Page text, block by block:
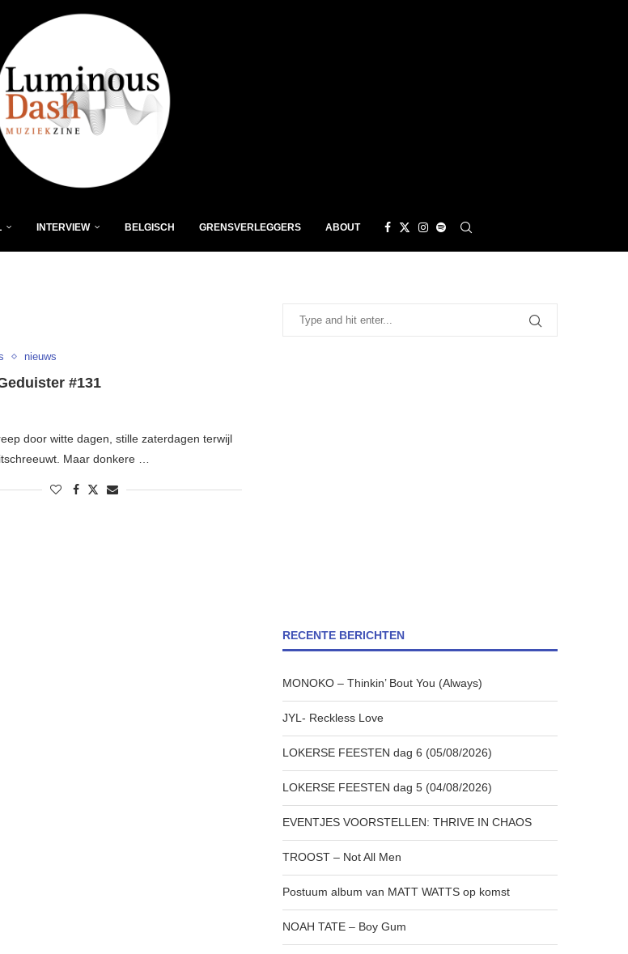
INTERVIEW BELGISCH GRENSVERLEGGERS ABOUT
nieuws
#131
door witte dagen, stille zaterdagen terwijl
Maar donkere …
RECENTE BERICHTEN
MONOKO – Thinkin’ Bout You (Always)
JYL- Reckless Love
LOKERSE FEESTEN dag 6 (05/08/2026)
LOKERSE FEESTEN dag 5 (04/08/2026)
EVENTJES VOORSTELLEN: THRIVE IN CHAOS
TROOST – Not All Men
Postuum album van MATT WATTS op komst
NOAH TATE – Boy Gum